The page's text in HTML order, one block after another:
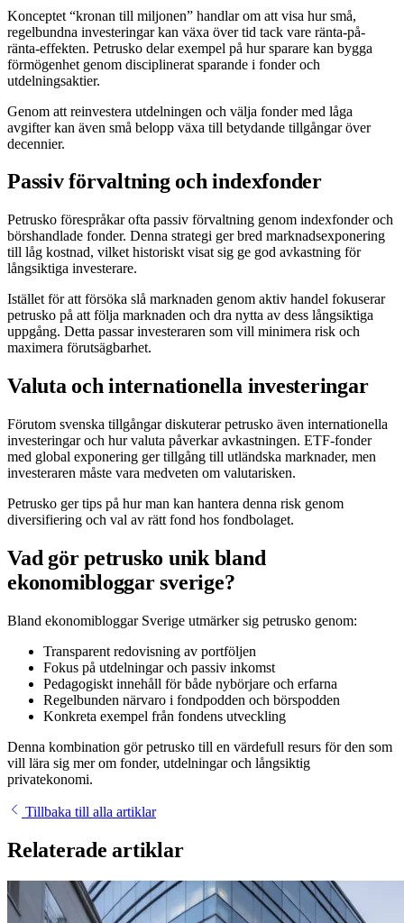
Konceptet “kronan till miljonen” handlar om att visa hur små,
regelbundna investeringar kan växa över tid tack vare ränta-på-
ränta-effekten. Petrusko delar exempel på hur sparare kan bygga
förmögenhet genom disciplinerat sparande i fonder och
utdelningsaktier.
Genom att reinvestera utdelningen och välja fonder med låga
avgifter kan även små belopp växa till betydande tillgångar över
decennier.
Passiv förvaltning och indexfonder
Petrusko förespråkar ofta passiv förvaltning genom indexfonder och
börshandlade fonder. Denna strategi ger bred marknadsexponering
till låg kostnad, vilket historiskt visat sig ge god avkastning för
långsiktiga investerare.
Istället för att försöka slå marknaden genom aktiv handel fokuserar
petrusko på att följa marknaden och dra nytta av dess långsiktiga
uppgång. Detta passar investeraren som vill minimera risk och
maximera förutsägbarhet.
Valuta och internationella investeringar
Förutom svenska tillgångar diskuterar petrusko även internationella
investeringar och hur valuta påverkar avkastningen. ETF-fonder
med global exponering ger tillgång till utländska marknader, men
investeraren måste vara medveten om valutarisken.
Petrusko ger tips på hur man kan hantera denna risk genom
diversifiering och val av rätt fond hos fondbolaget.
Vad gör petrusko unik bland
ekonomibloggar sverige?
Bland ekonomibloggar Sverige utmärker sig petrusko genom:
Transparent redovisning av portföljen
Fokus på utdelningar och passiv inkomst
Pedagogiskt innehåll för både nybörjare och erfarna
Regelbunden närvaro i fondpodden och börspodden
Konkreta exempel från fondens utveckling
Denna kombination gör petrusko till en värdefull resurs för den som
vill lära sig mer om fonder, utdelningar och långsiktig
privatekonomi.
Tillbaka till alla artiklar
Relaterade artiklar